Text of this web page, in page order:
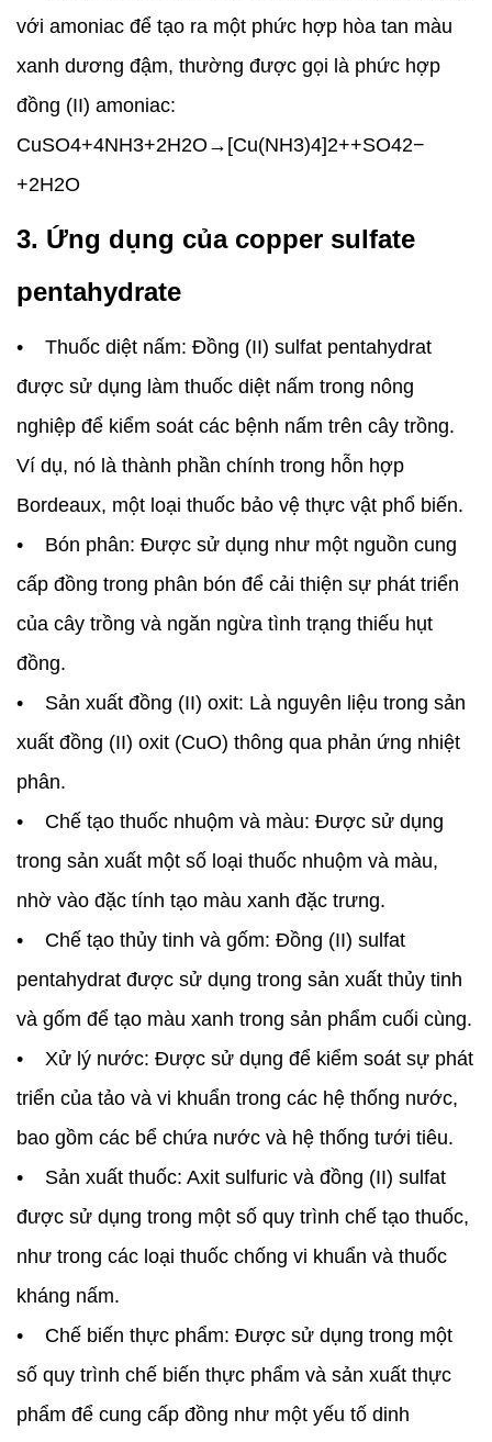
với amoniac để tạo ra một phức hợp hòa tan màu
xanh dương đậm, thường được gọi là phức hợp
đồng (II) amoniac:
CuSO4+4NH3+2H2O→[Cu(NH3)4]2++SO42−
+2H2O
3. Ứng dụng của copper sulfate
pentahydrate
• Thuốc diệt nấm: Đồng (II) sulfat pentahydrat
được sử dụng làm thuốc diệt nấm trong nông
nghiệp để kiểm soát các bệnh nấm trên cây trồng.
Ví dụ, nó là thành phần chính trong hỗn hợp
Bordeaux, một loại thuốc bảo vệ thực vật phổ biến.
• Bón phân: Được sử dụng như một nguồn cung
cấp đồng trong phân bón để cải thiện sự phát triển
của cây trồng và ngăn ngừa tình trạng thiếu hụt
đồng.
• Sản xuất đồng (II) oxit: Là nguyên liệu trong sản
xuất đồng (II) oxit (CuO) thông qua phản ứng nhiệt
phân.
• Chế tạo thuốc nhuộm và màu: Được sử dụng
trong sản xuất một số loại thuốc nhuộm và màu,
nhờ vào đặc tính tạo màu xanh đặc trưng.
• Chế tạo thủy tinh và gốm: Đồng (II) sulfat
pentahydrat được sử dụng trong sản xuất thủy tinh
và gốm để tạo màu xanh trong sản phẩm cuối cùng.
• Xử lý nước: Được sử dụng để kiểm soát sự phát
triển của tảo và vi khuẩn trong các hệ thống nước,
bao gồm các bể chứa nước và hệ thống tưới tiêu.
• Sản xuất thuốc: Axit sulfuric và đồng (II) sulfat
được sử dụng trong một số quy trình chế tạo thuốc,
như trong các loại thuốc chống vi khuẩn và thuốc
kháng nấm.
• Chế biến thực phẩm: Được sử dụng trong một
số quy trình chế biến thực phẩm và sản xuất thực
phẩm để cung cấp đồng như một yếu tố dinh